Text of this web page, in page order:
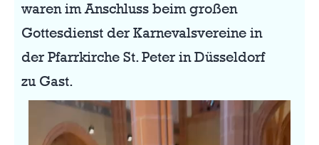
waren im Anschluss beim großen
Gottesdienst der Karnevalsvereine in
der Pfarrkirche St. Peter in Düsseldorf
zu Gast.
Video-
Player